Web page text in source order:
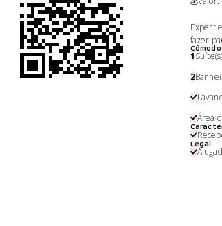
Expert
fazer
1Suíte(s)
2
Área
Legal